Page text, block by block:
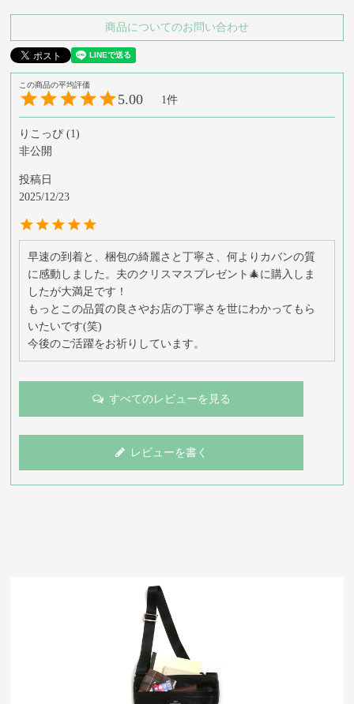
商品についてのお問い合わせ
5.00 1
りこっぴ
1
非公開
投稿日
2025/12/23
早速の到着と、梱包の綺麗さと丁寧さ、何よりカバンの質
に感動しました。夫のクリスマスプレゼント🎄に購入しま
したが大満足です！
もっとこの品質の良さやお店の丁寧さを世にわかってもら
いたいです(笑)
今後のご活躍をお祈りしています。
すべてのレビューを見る
レビューを書く